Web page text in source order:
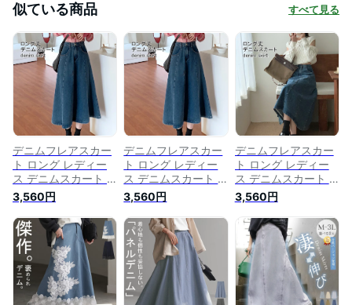
似ている商品 すべて見る
デニムフレアスカー
ト ロング レディー
ス デニムスカート A
ライン ロングスカー
ト 体型カバー マキ
シスカート 着痩せ
デニムロングスカー
ト ハイウエスト Aラ
インロングスカート
マキシ丈 デニム レ
トロ お洒落 ブルー
3,560円
デニムフレアスカー
ト ロング レディー
ス デニムスカート A
ライン ロングスカー
ト 体型カバー マキ
シスカート 着痩せ
デニムロングスカー
ト ハイウエスト Aラ
インロングスカート
マキシ丈 デニム レ
トロ お洒落 ブルー
3,560円
デニムフレアスカー
ト ロング レディー
ス デニムスカート A
ライン ロングスカー
ト 体型カバー マキ
シスカート 着痩せ
デニムロングスカー
ト ハイウエスト Aラ
インロングスカート
マキシ丈 デニム レ
トロ お洒落 ブルー
3,560円